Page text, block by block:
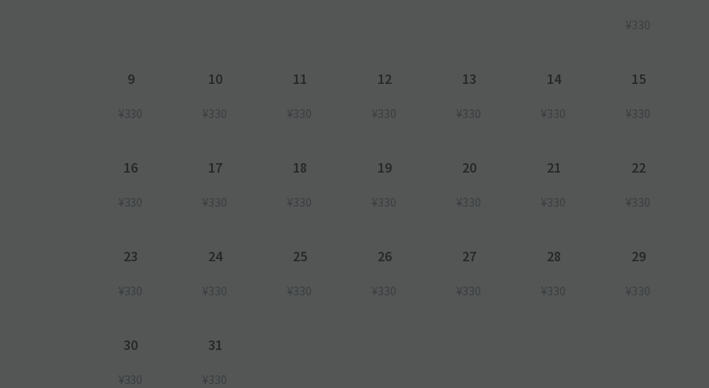
¥330
9
¥330
10
¥330
11
¥330
12
¥330
13
¥330
14
¥330
15
¥330
16
¥330
17
¥330
18
¥330
19
¥330
20
¥330
21
¥330
22
¥330
23
¥330
24
¥330
25
¥330
26
¥330
27
¥330
28
¥330
29
¥330
30
¥330
31
¥330